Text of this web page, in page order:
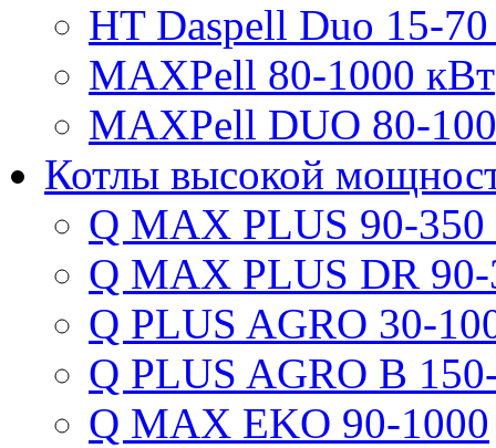
HT Daspell Duo 15-
MAXPell 80-1000 кВт
MAXPell DUO 80-
Котлы высокой
Q MAX PLUS 90-350
Q MAX PLUS DR
Q PLUS AGRO 30-
Q PLUS AGRO B
Q MAX EKO 90-1000